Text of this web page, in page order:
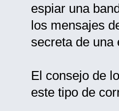
espiar una
los mensajes
secreta de una
El consejo de
este tipo de